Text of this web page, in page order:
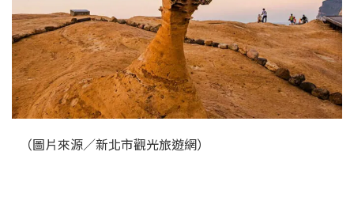
（圖片來源／新北市觀光旅遊網）